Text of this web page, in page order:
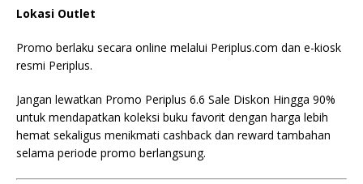
Lokasi Outlet
Promo berlaku secara online melalui Periplus.com dan e-kiosk
resmi Periplus.
Jangan lewatkan Promo Periplus 6.6 Sale Diskon Hingga 90%
untuk mendapatkan koleksi buku favorit dengan harga lebih
hemat sekaligus menikmati cashback dan reward tambahan
selama periode promo berlangsung.